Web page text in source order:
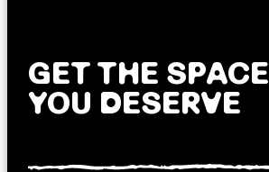
GET THE SPACE
YOU DESERVE